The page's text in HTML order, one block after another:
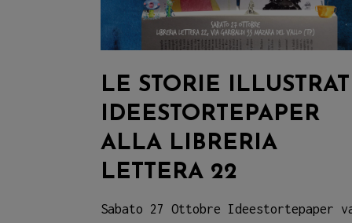
LE STORIE
IDEESTORTEPAPER
ALLA LIBRERIA
LETTERA 22
Sabato 27 Ottobre Ideestortepaper